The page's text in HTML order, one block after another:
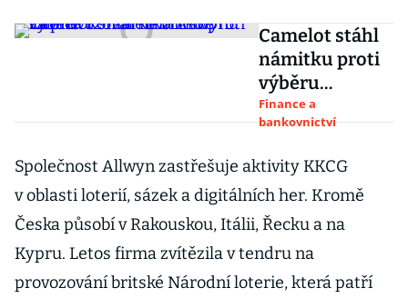
Camelot stáhl
námitku proti
výběru
Komárkova
Allwynu za
provozovatele
britské loterie
Finance a
bankovnictví
Společnost Allwyn zastřešuje aktivity KKCG
v oblasti loterií, sázek a digitálních her. Kromě
Česka působí v Rakouskou, Itálii, Řecku a na
Kypru. Letos firma zvítězila v tendru na
provozování britské Národní loterie, která patří